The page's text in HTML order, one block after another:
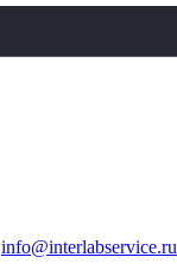
info@interlabservice.ru